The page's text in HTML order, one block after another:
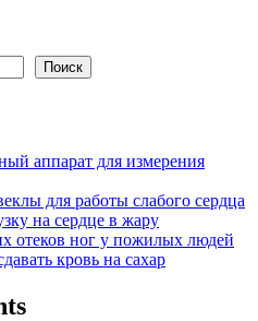
Поиск
аппарат для измерения
для работы слабого сердца
на сердце в жару
отеков ног у пожилых людей
кровь на сахар